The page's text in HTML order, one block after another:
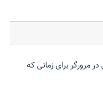
مرورگر برای زمانی که